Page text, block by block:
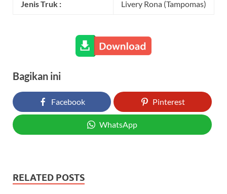
Jenis Truk : Livery Rona (Tampomas)
Bagikan ini
Facebook Pinterest
WhatsApp
RELATED POSTS